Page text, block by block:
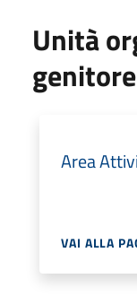
Unità
genitore
Area
VAI ALLA